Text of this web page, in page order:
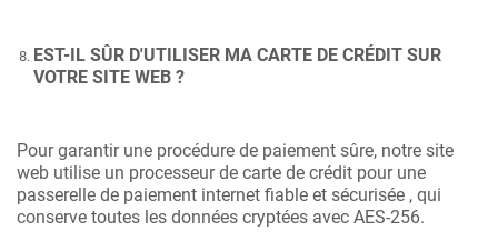
EST-IL SÛR D'UTILISER MA CARTE DE CRÉDIT SUR
VOTRE SITE WEB ?
Pour garantir une procédure de paiement sûre, notre site
web utilise un processeur de carte de crédit pour une
passerelle de paiement internet fiable et sécurisée , qui
conserve toutes les données cryptées avec AES-256.